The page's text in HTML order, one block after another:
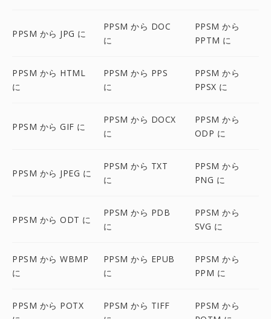
PPSM から JPG に
PPSM から DOC
に
PPSM から
PPTM に
PPSM から HTML
に
PPSM から PPS
に
PPSM から
PPSX に
PPSM から GIF に
PPSM から DOCX
に
PPSM から
ODP に
PPSM から JPEG に
PPSM から TXT
に
PPSM から
PNG に
PPSM から ODT に
PPSM から PDB
に
PPSM から
SVG に
PPSM から WBMP
に
PPSM から EPUB
に
PPSM から
PPM に
PPSM から POTX
PPSM から TIFF
PPSM から